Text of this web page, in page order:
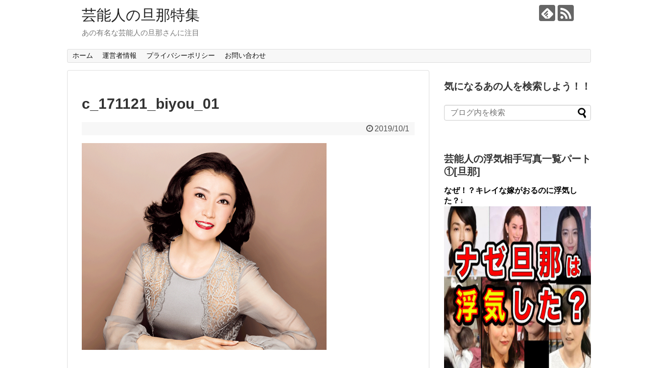
芸能人の旦那特集
あの有名な芸能人の旦那さんに注目
ホーム 運営者情報 プライバシーポリシー お問い合わせ
c_171121_biyou_01
2019/10/1
気になるあの人を検索しよう！！
芸能人の浮気相手写真一覧パート
①[旦那]
なぜ！？キレイな嫁がおるのに浮気し
た？↓